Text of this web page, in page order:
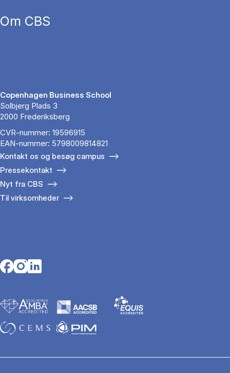
Om CBS
Copenhagen Business School
Solbjerg Plads 3
2000 Frederiksberg
CVR-nummer: 19596915
EAN-nummer: 5798009814821
Kontakt os og besøg campus
Pressekontakt
Nyt fra CBS
Til virksomheder
Opens in a new tab
Opens in a new tab
Opens in a new tab